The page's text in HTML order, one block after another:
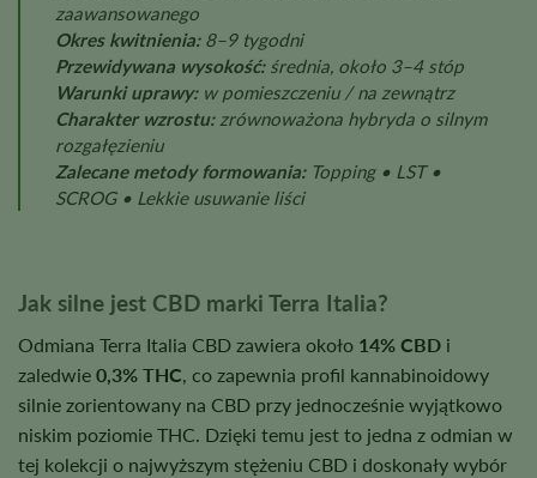
zaawansowanego
Okres kwitnienia:8–9 tygodni
Przewidywana wysokość:średnia, około 3–4 stóp
Warunki uprawy:w pomieszczeniu / na zewnątrz
Charakter wzrostu:zrównoważona hybryda o silnym
rozgałęzieniu
Zalecane metody formowania:Topping • LST •
SCROG • Lekkie usuwanie liści
Jak silne jest CBD marki Terra Italia?
Odmiana Terra Italia CBD zawiera około 14% CBD i
zaledwie 0,3% THC , co zapewnia profil kannabinoidowy
silnie zorientowany na CBD przy jednocześnie wyjątkowo
niskim poziomie THC. Dzięki temu jest to jedna z odmian w
tej kolekcji o najwyższym stężeniu CBD i doskonały wybór